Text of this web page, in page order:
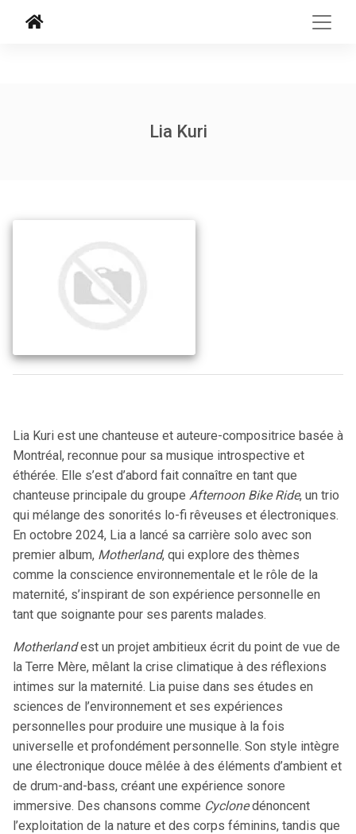
Lia Kuri
Lia Kuri est une chanteuse et auteure-compositrice basée à
Montréal, reconnue pour sa musique introspective et
éthérée. Elle s’est d’abord fait connaître en tant que
chanteuse principale du groupe Afternoon Bike Ride, un trio
qui mélange des sonorités lo-fi rêveuses et électroniques.
En octobre 2024, Lia a lancé sa carrière solo avec son
premier album, Motherland, qui explore des thèmes
comme la conscience environnementale et le rôle de la
maternité, s’inspirant de son expérience personnelle en
tant que soignante pour ses parents malades.
Motherlandest un projet ambitieux écrit du point de vue de
la Terre Mère, mêlant la crise climatique à des réflexions
intimes sur la maternité. Lia puise dans ses études en
sciences de l’environnement et ses expériences
personnelles pour produire une musique à la fois
universelle et profondément personnelle. Son style intègre
une électronique douce mêlée à des éléments d’ambient et
de drum-and-bass, créant une expérience sonore
immersive. Des chansons comme Cyclonedénoncent
l’exploitation de la nature et des corps féminins, tandis que